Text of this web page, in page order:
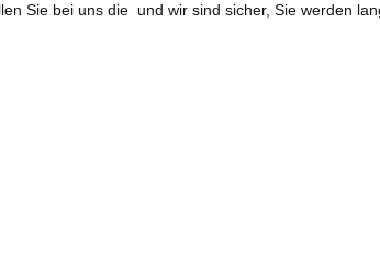
Sie bei uns die und wir sind sicher, Sie werden